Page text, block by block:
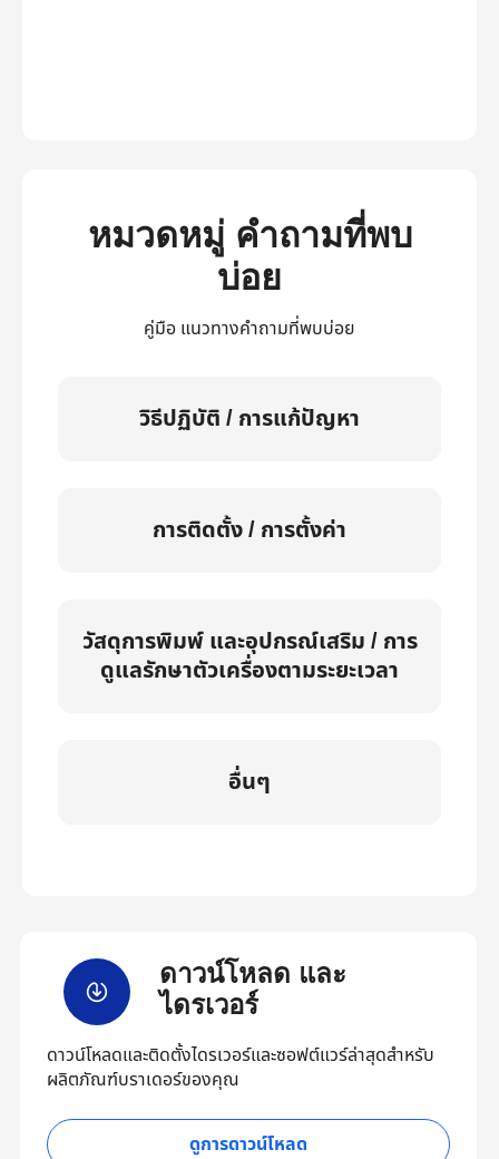
หมวดหมู่ คำถามที่พบ
บ่อย
คู่มือ แนวทางคำถามที่พบบ่อย
วิธีปฏิบัติ / การแก้ปัญหา
การติดตั้ง / การตั้งค่า
วัสดุการพิมพ์ และอุปกรณ์เสริม / การ
ดูแลรักษาตัวเครื่องตามระยะเวลา
อื่นๆ
ดาวน์โหลด และ
ไดรเวอร์
ดาวน์โหลดและติดตั้งไดรเวอร์และซอฟต์แวร์ล่าสุดสำหรับ
ผลิตภัณฑ์บราเดอร์ของคุณ
ดูการดาวน์โหลด